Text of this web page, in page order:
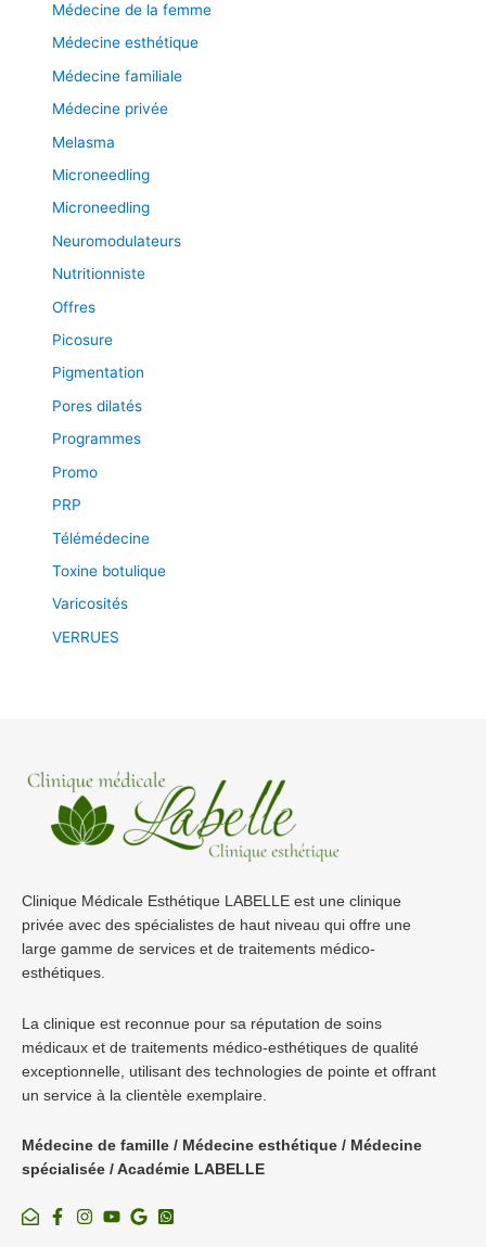
Médecine de la femme
Médecine esthétique
Médecine familiale
Médecine privée
Melasma
Microneedling
Microneedling
Neuromodulateurs
Nutritionniste
Offres
Picosure
Pigmentation
Pores dilatés
Programmes
Promo
PRP
Télémédecine
Toxine botulique
Varicosités
VERRUES
Clinique Médicale Esthétique LABELLE est une clinique
privée avec des spécialistes de haut niveau qui offre une
large gamme de services et de traitements médico-
esthétiques.
La clinique est reconnue pour sa réputation de soins
médicaux et de traitements médico-esthétiques de qualité
exceptionnelle, utilisant des technologies de pointe et offrant
un service à la clientèle exemplaire.
Médecine de famille / Médecine esthétique / Médecine
spécialisée / Académie LABELLE